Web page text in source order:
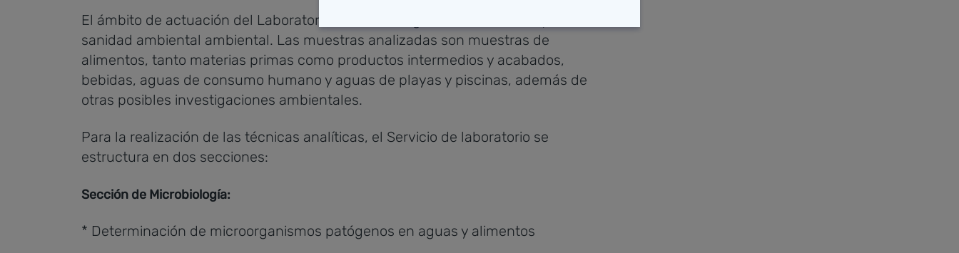
El ámbito de actuación del Laboratorio abarca la seguridad alimentaria y la
sanidad ambiental ambiental. Las muestras analizadas son muestras de
alimentos, tanto materias primas como productos intermedios y acabados,
bebidas, aguas de consumo humano y aguas de playas y piscinas, además de
otras posibles investigaciones ambientales.
Para la realización de las técnicas analíticas, el Servicio de laboratorio se
estructura en dos secciones:
Sección de Microbiología:
* Determinación de microorganismos patógenos en aguas y alimentos